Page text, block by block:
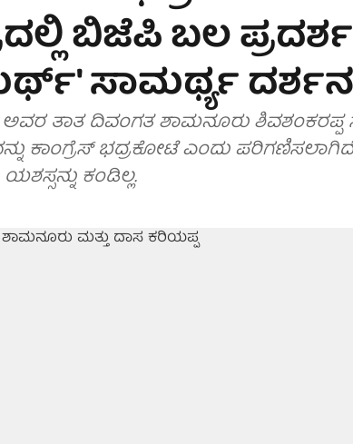
ಬಿಜೆಪಿ ಬಲ
ಸಾಮರ್ಥ್ಯ
ತಾತ ದಿವಂಗತ ಶಾಮನೂರು ಶಿವಶಂಕರಪ್ಪ
ಕಾಂಗ್ರೆಸ್ ಭದ್ರಕೋಟೆ ಎಂದು
ಕಂಡಿಲ್ಲ.